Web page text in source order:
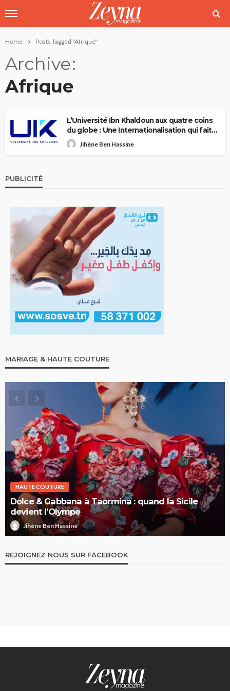
Home Posts Tagged "Afrique"
Archive
Afrique
L’Université Ibn Khaldoun aux quatre coins
du globe : Une Internationalisation qui fait
rayonner la Tunisie
Jihène Ben Hassine
PUBLICITÉ
MARIAGE & HAUTE COUTURE
HAUTE COUTURE
Dolce & Gabbana à Taormina : quand la Sicile
devient l’Olympe
Jihène Ben Hassine
REJOIGNEZ NOUS SUR FACEBOOK